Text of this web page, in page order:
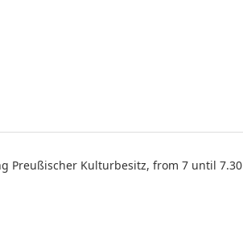
Preußischer Kulturbesitz, from 7 until 7.30